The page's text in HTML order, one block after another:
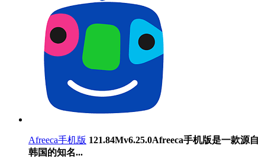
Afreeca手机版 121.84Mv6.25.0Afreeca手机版是一款源自
韩国的知名...